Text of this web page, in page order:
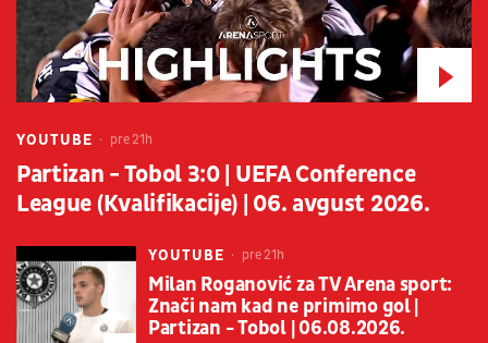
YOUTUBE pre 21h
Partizan - Tobol 3:0 | UEFA Conference
League (Kvalifikacije) | 06. avgust 2026.
YOUTUBE pre 21h
Milan Roganović za TV Arena sport:
Znači nam kad ne primimo gol |
Partizan - Tobol | 06.08.2026.